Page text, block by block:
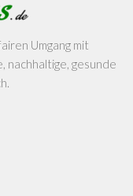
Umgang mit
nachhaltige, gesunde